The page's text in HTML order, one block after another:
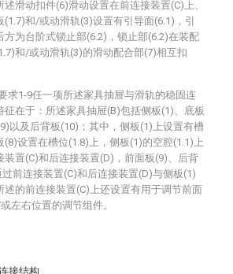
接结构
述滑动扣件(6)滑动设置在前连接装置(C)上、
(1.7)和/或动滑轨(3)设置有引导面(6.1)，引
方为台阶式锁止部(6.2)，锁止部(6.2)在装配
和/或动滑轨(3)的滑动配合部(7)相互扣
求1-9任一项所述家具抽屉与滑轨的稳固连
征在于：所述家具抽屉(B)包括侧板(1)、底板
以及后背板(10)；其中，侧板(1)上设置有槽
(8)设置在槽位(1.8)上，侧板(1)的空腔(1.1)上
装置(C)和后连接装置(D)，前面板(9)、后背
前连接装置(C)和后连接装置(D)与侧板(1)
述的前连接装置(C)上还设置有用于调节前面
左右位置的调节组件。